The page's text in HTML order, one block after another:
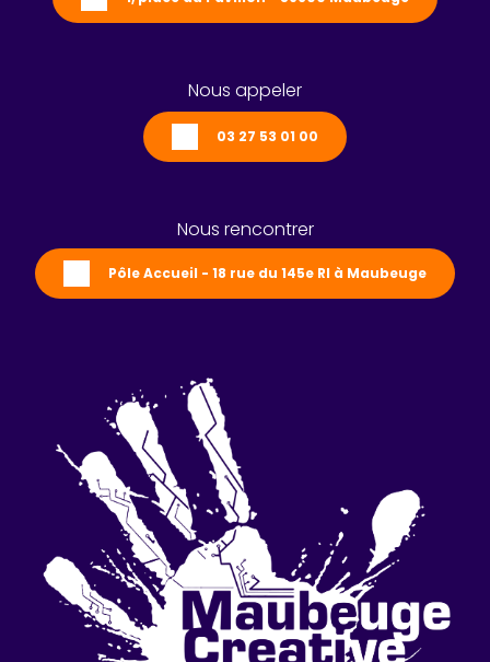
Nous appeler
03 27 53 01 00
Nous rencontrer
Pôle Accueil - 18 rue du 145e RI à Maubeuge